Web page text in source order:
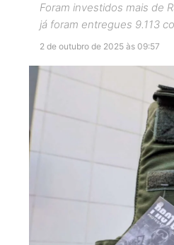
Foram investidos mais de
já foram entregues 9.113
2 de outubro de 2025 às 09:57